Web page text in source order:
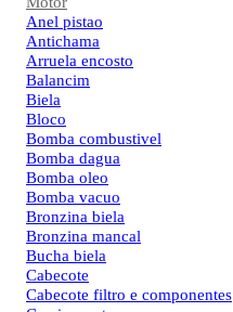
Anel pistao
Antichama
Arruela encosto
Balancim
Biela
Bloco
Bomba combustivel
Bomba dagua
Bomba oleo
Bomba vacuo
Bronzina biela
Bronzina mancal
Bucha biela
Cabecote
Cabecote filtro e componentes